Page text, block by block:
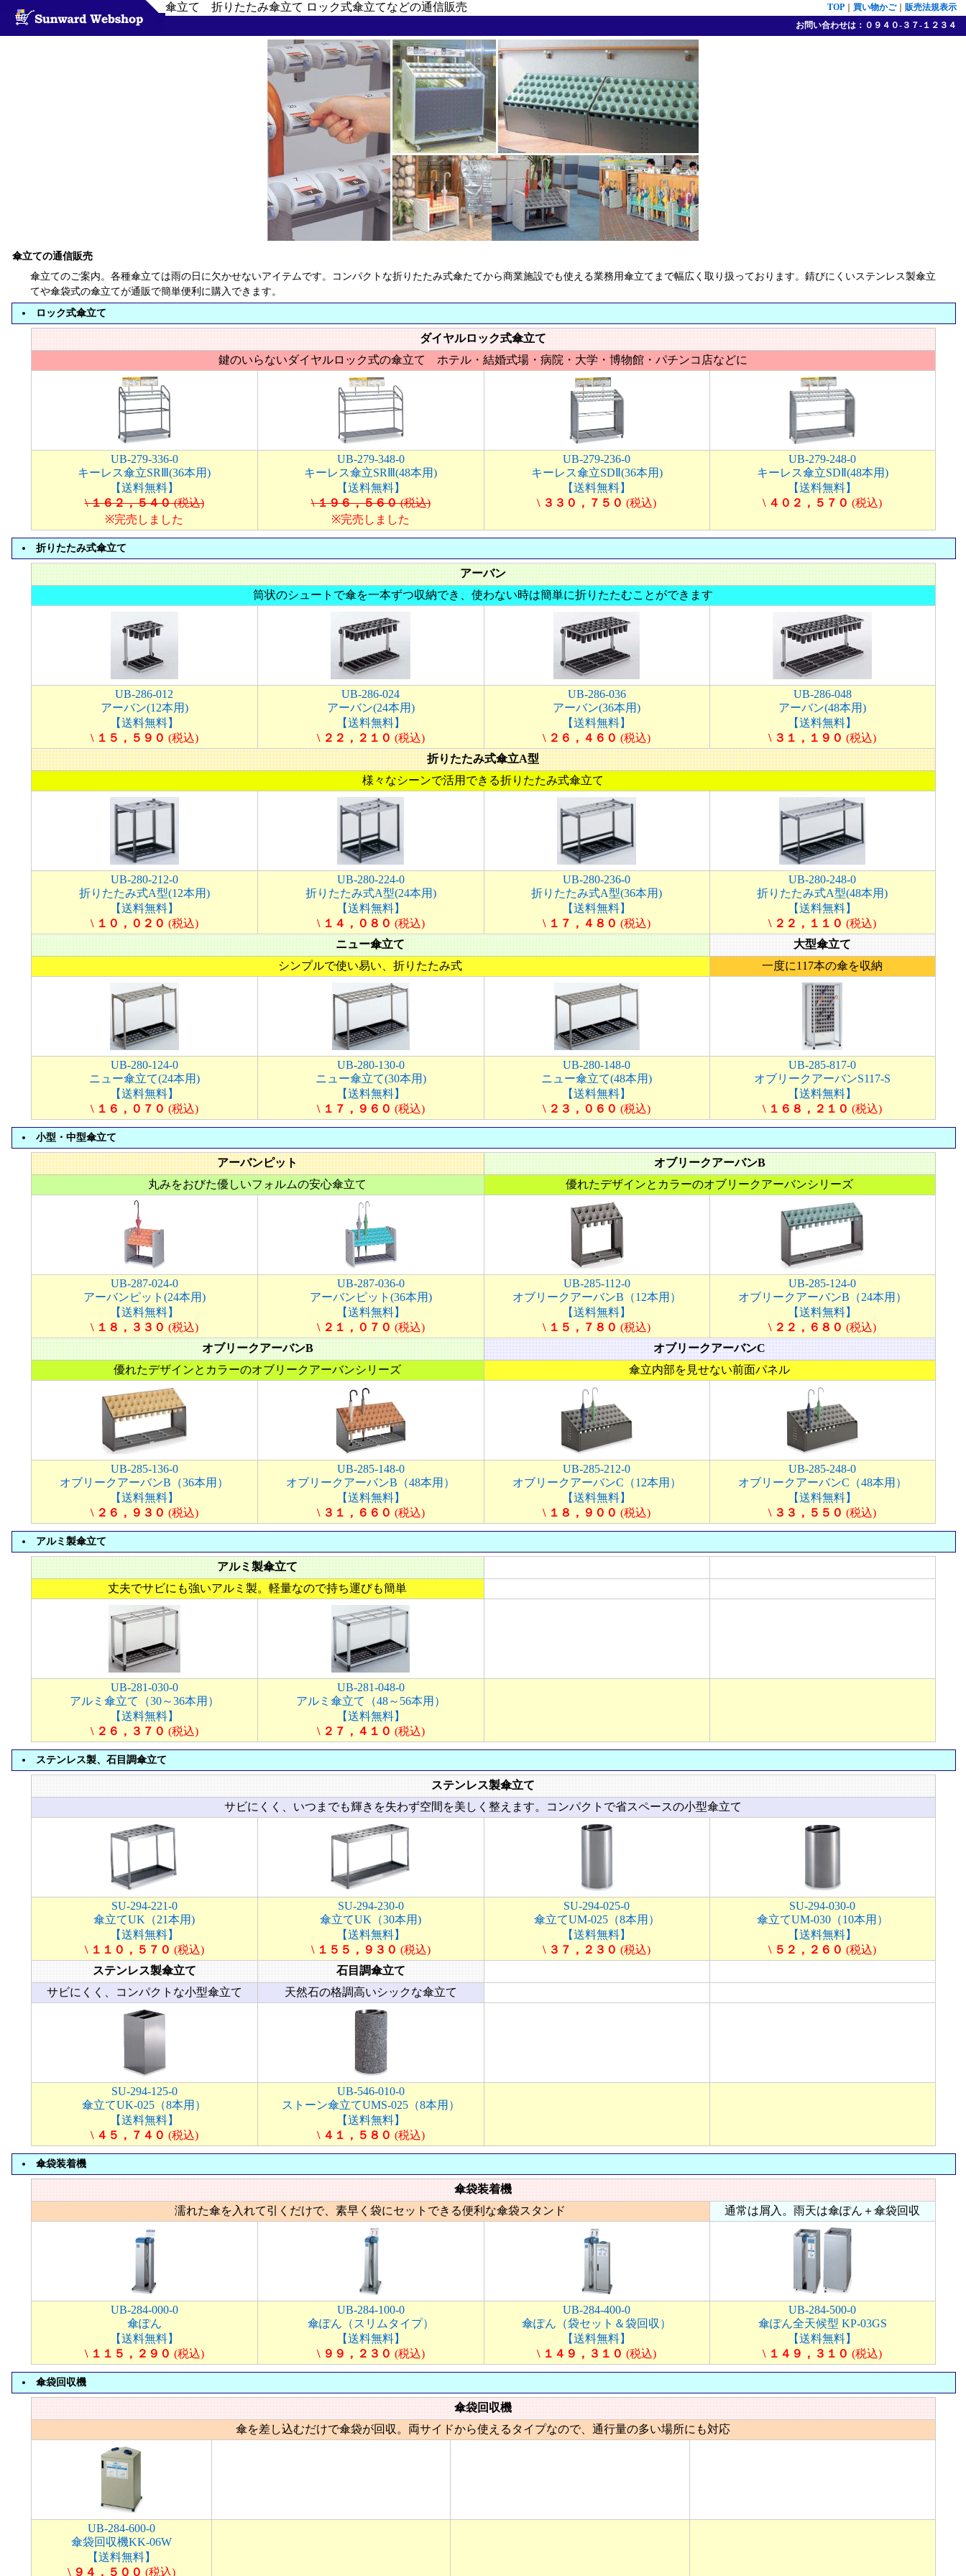
傘立ての通信販売
傘立てのご案内。各種傘立ては雨の日に欠かせないアイテムです。コンパクトな折りたたみ式傘たてから商業施設でも使える業務用傘立てまで幅広く取り扱っております。錆びにくいステンレス製傘立
てや傘袋式の傘立てが通販で簡単便利に購入できます。
ロック式傘立て
ダイヤルロック式傘立て
鍵のいらないダイヤルロック式の傘立て ホテル・結婚式場・病院・大学・博物館・パチンコ店などに
UB-279-336-0
キーレス傘立SRⅢ(36本用)
【送料無料】
\ １６２，５４０(税込)
※完売しました
UB-279-348-0
キーレス傘立SRⅢ(48本用)
【送料無料】
\ １９６，５６０(税込)
※完売しました
UB-279-236-0
キーレス傘立SDⅡ(36本用)
【送料無料】
\ ３３０，７５０ (税込)
UB-279-248-0
キーレス傘立SDⅡ(48本用)
【送料無料】
\ ４０２，５７０ (税込)
折りたたみ式傘立て
アーバン
筒状のシュートで傘を一本ずつ収納でき、使わない時は簡単に折りたたむことができます
UB-286-012
アーバン(12本用)
【送料無料】
\ １５，５９０ (税込)
UB-286-024
アーバン(24本用)
【送料無料】
\ ２２，２１０ (税込)
UB-286-036
アーバン(36本用)
【送料無料】
\ ２６，４６０ (税込)
UB-286-048
アーバン(48本用)
【送料無料】
\ ３１，１９０ (税込)
折りたたみ式傘立A型
様々なシーンで活用できる折りたたみ式傘立て
UB-280-212-0
折りたたみ式A型(12本用)
【送料無料】
\ １０，０２０ (税込)
UB-280-224-0
折りたたみ式A型(24本用)
【送料無料】
\ １４，０８０ (税込)
UB-280-236-0
折りたたみ式A型(36本用)
【送料無料】
\ １７，４８０ (税込)
UB-280-248-0
折りたたみ式A型(48本用)
【送料無料】
\ ２２，１１０ (税込)
ニュー傘立て
大型傘立て
シンプルで使い易い、折りたたみ式
一度に117本の傘を収納
UB-280-124-0
ニュー傘立て(24本用)
【送料無料】
\ １６，０７０ (税込)
UB-280-130-0
ニュー傘立て(30本用)
【送料無料】
\ １７，９６０ (税込)
UB-280-148-0
ニュー傘立て(48本用)
【送料無料】
\ ２３，０６０ (税込)
UB-285-817-0
オブリークアーバンS117-S
【送料無料】
\ １６８，２１０ (税込)
小型・中型傘立て
アーバンピット
オブリークアーバンB
丸みをおびた優しいフォルムの安心傘立て
優れたデザインとカラーのオブリークアーバンシリーズ
UB-287-024-0
アーバンピット(24本用)
【送料無料】
\ １８，３３０ (税込)
UB-287-036-0
アーバンピット(36本用)
【送料無料】
\ ２１，０７０ (税込)
UB-285-112-0
オブリークアーバンB（12本用）
【送料無料】
\ １５，７８０ (税込)
UB-285-124-0
オブリークアーバンB（24本用）
【送料無料】
\ ２２，６８０ (税込)
オブリークアーバンB
オブリークアーバンC
優れたデザインとカラーのオブリークアーバンシリーズ
傘立内部を見せない前面パネル
UB-285-136-0
オブリークアーバンB（36本用）
【送料無料】
\ ２６，９３０ (税込)
UB-285-148-0
オブリークアーバンB（48本用）
【送料無料】
\ ３１，６６０ (税込)
UB-285-212-0
オブリークアーバンC（12本用）
【送料無料】
\ １８，９００ (税込)
UB-285-248-0
オブリークアーバンC（48本用）
【送料無料】
\ ３３，５５０ (税込)
アルミ製傘立て
アルミ製傘立て
丈夫でサビにも強いアルミ製。軽量なので持ち運びも簡単
UB-281-030-0
アルミ傘立て（30～36本用）
【送料無料】
\ ２６，３７０ (税込)
UB-281-048-0
アルミ傘立て（48～56本用）
【送料無料】
\ ２７，４１０ (税込)
ステンレス製、石目調傘立て
ステンレス製傘立て
サビにくく、いつまでも輝きを失わず空間を美しく整えます。コンパクトで省スペースの小型傘立て
SU-294-221-0
傘立てUK（21本用)
【送料無料】
\ １１０，５７０ (税込)
SU-294-230-0
傘立てUK（30本用)
【送料無料】
\ １５５，９３０ (税込)
SU-294-025-0
傘立てUM-025（8本用）
【送料無料】
\ ３７，２３０ (税込)
SU-294-030-0
傘立てUM-030（10本用）
【送料無料】
\ ５２，２６０ (税込)
ステンレス製傘立て
石目調傘立て
サビにくく、コンパクトな小型傘立て
天然石の格調高いシックな傘立て
SU-294-125-0
傘立てUK-025（8本用）
【送料無料】
\ ４５，７４０ (税込)
UB-546-010-0
ストーン傘立てUMS-025（8本用）
【送料無料】
\ ４１，５８０ (税込)
傘袋装着機
傘袋装着機
濡れた傘を入れて引くだけで、素早く袋にセットできる便利な傘袋スタンド
通常は屑入。雨天は傘ぽん＋傘袋回収
UB-284-000-0
傘ぽん
【送料無料】
\ １１５，２９０ (税込)
UB-284-100-0
傘ぽん（スリムタイプ）
【送料無料】
\ ９９，２３０ (税込)
UB-284-400-0
傘ぽん（袋セット＆袋回収）
【送料無料】
\ １４９，３１０ (税込)
UB-284-500-0
傘ぽん全天候型 KP-03GS
【送料無料】
\ １４９，３１０ (税込)
傘袋回収機
傘袋回収機
傘を差し込むだけで傘袋が回収。両サイドから使えるタイプなので、通行量の多い場所にも対応
UB-284-600-0
傘袋回収機KK-06W
【送料無料】
\ ９４，５００ (税込)
傘立て 折りたたみ傘立て ロック式傘立てなどの通信販売 TOP｜ 買い物かご｜ 販売法規表示
お問い合わせは：０９４０-３７-１２３４